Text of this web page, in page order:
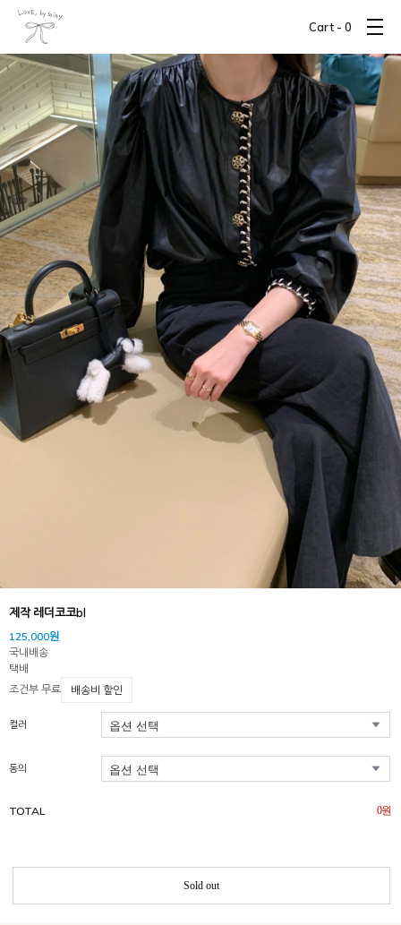
Cart - 0
제작 레더코코bl
125,000원
국내배송
택배
조건부 무료
배송비 할인
컬러
동의
TOTAL 0원
Sold out